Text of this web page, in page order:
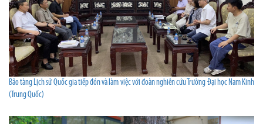
Bảo tàng Lịch sử Quốc gia tiếp đón và làm việc với đoàn nghiên cứu Trường Đại học Nam Kinh
(Trung Quốc)